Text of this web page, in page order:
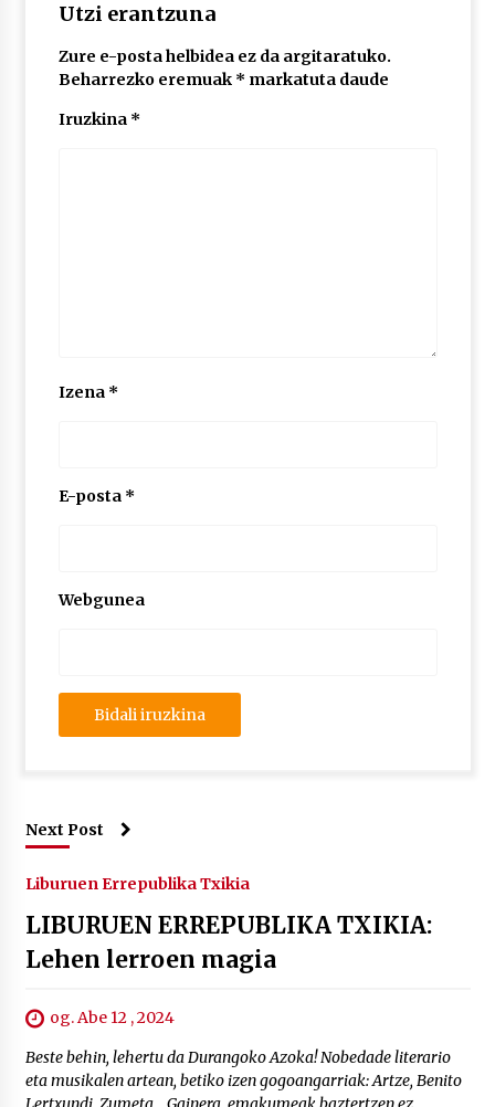
Utzi erantzuna
Zure e-posta helbidea ez da argitaratuko.
Beharrezko eremuak * markatuta daude
Iruzkina *
Izena *
E-posta *
Webgunea
Next Post
Liburuen Errepublika Txikia
LIBURUEN ERREPUBLIKA TXIKIA:
Lehen lerroen magia
og. Abe 12 , 2024
Beste behin, lehertu da Durangoko Azoka! Nobedade literario
eta musikalen artean, betiko izen gogoangarriak: Artze, Benito